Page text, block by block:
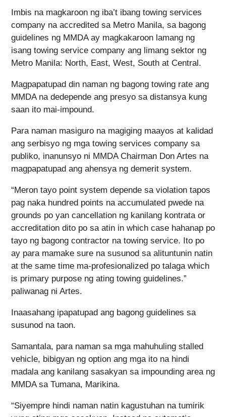
Imbis na magkaroon ng iba’t ibang towing services
company na accredited sa Metro Manila, sa bagong
guidelines ng MMDA ay magkakaroon lamang ng
isang towing service company ang limang sektor ng
Metro Manila: North, East, West, South at Central.
Magpapatupad din naman ng bagong towing rate ang
MMDA na dedepende ang presyo sa distansya kung
saan ito mai-impound.
Para naman masiguro na magiging maayos at kalidad
ang serbisyo ng mga towing services company sa
publiko, inanunsyo ni MMDA Chairman Don Artes na
magpapatupad ang ahensya ng demerit system.
“Meron tayo point system depende sa violation tapos
pag naka hundred points na accumulated pwede na
grounds po yan cancellation ng kanilang kontrata or
accreditation dito po sa atin in which case hahanap po
tayo ng bagong contractor na towing service. Ito po
ay para mamake sure na susunod sa alituntunin natin
at the same time ma-profesionalized po talaga which
is primary purpose ng ating towing guidelines.”
paliwanag ni Artes.
Inaasahang ipapatupad ang bagong guidelines sa
susunod na taon.
Samantala, para naman sa mga mahuhuling stalled
vehicle, bibigyan ng option ang mga ito na hindi
madala ang kanilang sasakyan sa impounding area ng
MMDA sa Tumana, Marikina.
“Siyempre hindi naman natin kagustuhan na tumirik